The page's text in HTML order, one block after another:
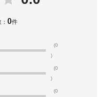
0件
(0
)
(0
)
(0